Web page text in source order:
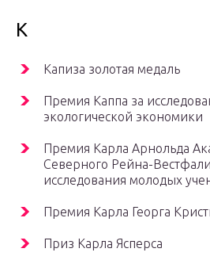
K
Капиза золотая медаль
Премия Каппа за
экологической экономики
Премия Карла Арнольда
Северного Рейна-
исследования молодых
Премия Карла Георга
Приз Карла Ясперса